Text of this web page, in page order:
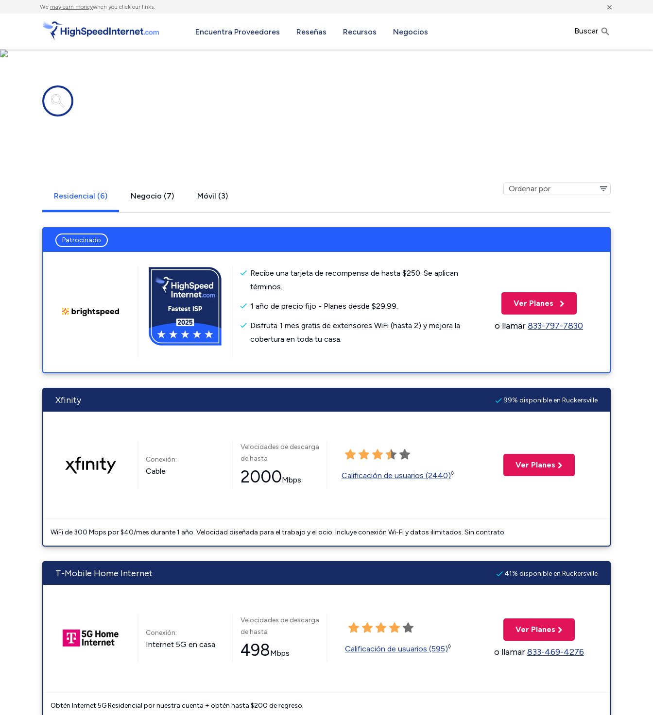
We may earn moneywhen you click our links. ×
Encuentra Proveedores Reseñas Recursos Negocios Buscar
Residencial (6) Negocio (7) Móvil (3)
Patrocinado
Recibe una tarjeta de recompensa de hasta $250. Se aplican
términos.
1 año de precio fijo - Planes desde $29.99.
Disfruta 1 mes gratis de extensores WiFi (hasta 2) y mejora la
cobertura en toda tu casa.
Ver Planes
o llamar833-797-7830
Xfinity 99% disponible en Ruckersville
Conexión:
Cable
Velocidades de descarga
de hasta
2000Mbps Calificación de usuarios (2440)◊
Ver Planes
WiFi de 300 Mbps por $40/mes durante 1 año. Velocidad diseñada para el trabajo y el ocio. Incluye conexión Wi-Fi y datos ilimitados. Sin contrato.
T-Mobile Home Internet 41% disponible en Ruckersville
Conexión:
Internet 5G en casa
Velocidades de descarga
de hasta
498Mbps Calificación de usuarios (595)◊
Ver Planes
o llamar833-469-4276
Obtén Internet 5G Residencial por nuestra cuenta + obtén hasta $200 de regreso.